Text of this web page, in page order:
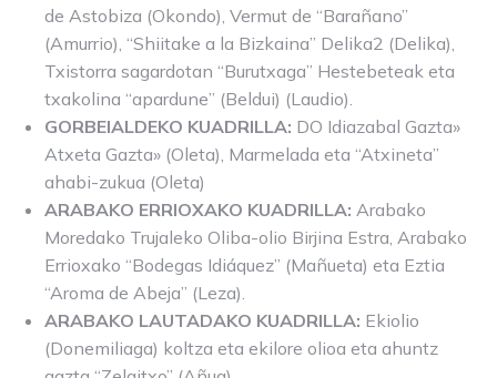
de Astobiza (Okondo), Vermut de “Barañano”
(Amurrio), “Shiitake a la Bizkaina” Delika2 (Delika),
Txistorra sagardotan “Burutxaga” Hestebeteak eta
txakolina “apardune” (Beldui) (Laudio).
GORBEIALDEKO KUADRILLA: DO Idiazabal Gazta»
Atxeta Gazta» (Oleta), Marmelada eta “Atxineta”
ahabi-zukua (Oleta)
ARABAKO ERRIOXAKO KUADRILLA: Arabako
Moredako Trujaleko Oliba-olio Birjina Estra, Arabako
Errioxako “Bodegas Idiáquez” (Mañueta) eta Eztia
“Aroma de Abeja” (Leza).
ARABAKO LAUTADAKO KUADRILLA: Ekiolio
(Donemiliaga) koltza eta ekilore olioa eta ahuntz